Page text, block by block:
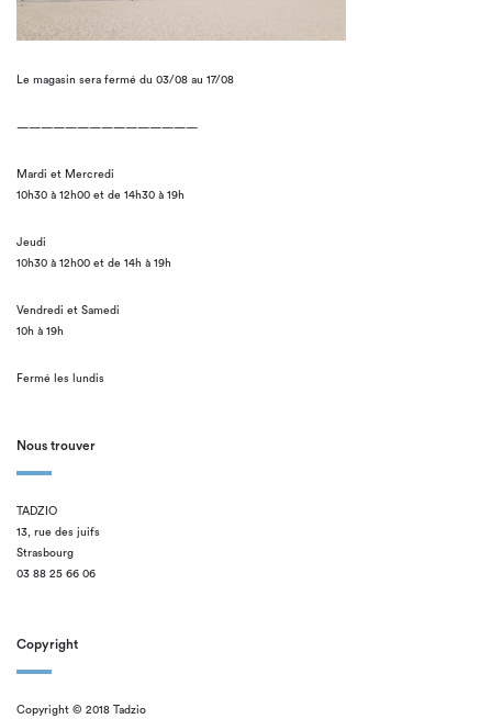
Le magasin sera fermé du 03/08 au 17/08
———————————————
Mardi et Mercredi
10h30 à 12h00 et de 14h30 à 19h
Jeudi
10h30 à 12h00 et de 14h à 19h
Vendredi et Samedi
10h à 19h
Fermé les lundis
Nous trouver
TADZIO
13, rue des juifs
Strasbourg
03 88 25 66 06
Copyright
Copyright © 2018 Tadzio